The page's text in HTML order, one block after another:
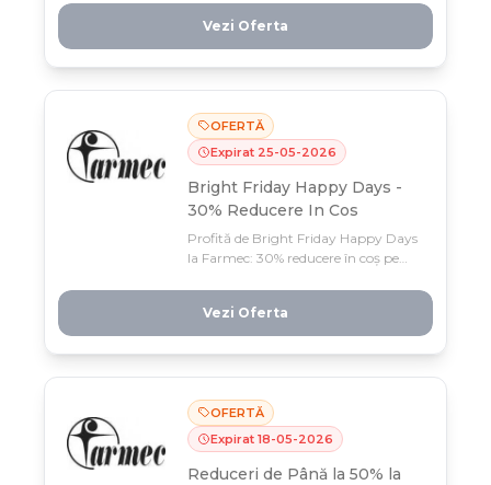
cea mai generoasă promoție pentru
produsele de îngrijire preferate.
Vezi Oferta
OFERTĂ
Expirat 25-05-2026
Bright Friday Happy Days -
30% Reducere In Cos
Profită de Bright Friday Happy Days
la Farmec: 30% reducere în coș pe
25 mai, cât durează stocurile
disponibile.
Vezi Oferta
OFERTĂ
Expirat 18-05-2026
Reduceri de Până la 50% la